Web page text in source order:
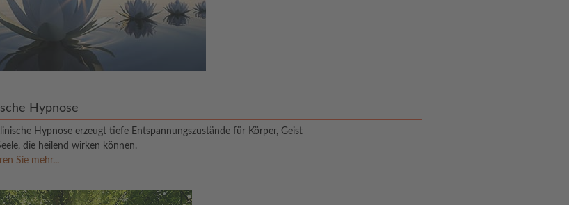
Hypnose
Hypnose erzeugt tiefe Entspannungszustände für Körper, Geist
die heilend wirken können.
Sie mehr...